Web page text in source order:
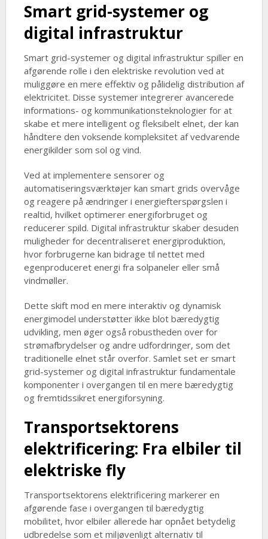
Smart grid-systemer og
digital infrastruktur
Smart grid-systemer og digital infrastruktur spiller en
afgørende rolle i den elektriske revolution ved at
muliggøre en mere effektiv og pålidelig distribution af
elektricitet. Disse systemer integrerer avancerede
informations- og kommunikationsteknologier for at
skabe et mere intelligent og fleksibelt elnet, der kan
håndtere den voksende kompleksitet af vedvarende
energikilder som sol og vind.
Ved at implementere sensorer og
automatiseringsværktøjer kan smart grids overvåge
og reagere på ændringer i energiefterspørgslen i
realtid, hvilket optimerer energiforbruget og
reducerer spild. Digital infrastruktur skaber desuden
muligheder for decentraliseret energiproduktion,
hvor forbrugerne kan bidrage til nettet med
egenproduceret energi fra solpaneler eller små
vindmøller.
Dette skift mod en mere interaktiv og dynamisk
energimodel understøtter ikke blot bæredygtig
udvikling, men øger også robustheden over for
strømafbrydelser og andre udfordringer, som det
traditionelle elnet står overfor. Samlet set er smart
grid-systemer og digital infrastruktur fundamentale
komponenter i overgangen til en mere bæredygtig
og fremtidssikret energiforsyning.
Transportsektorens
elektrificering: Fra elbiler til
elektriske fly
Transportsektorens elektrificering markerer en
afgørende fase i overgangen til bæredygtig
mobilitet, hvor elbiler allerede har opnået betydelig
udbredelse som et miljøvenligt alternativ til